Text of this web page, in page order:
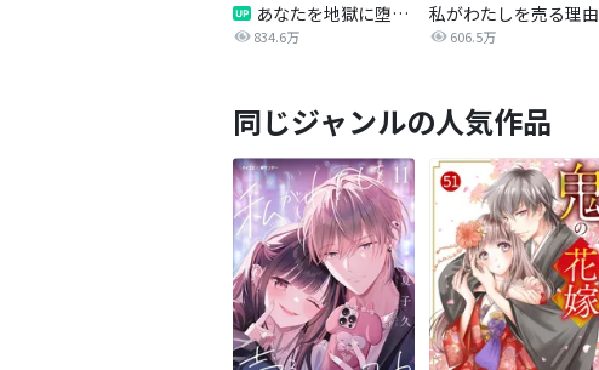
あなたを地獄に堕とすまで
834.6万
私がわたしを売る理由
606.5万
同じジャンルの人気作品